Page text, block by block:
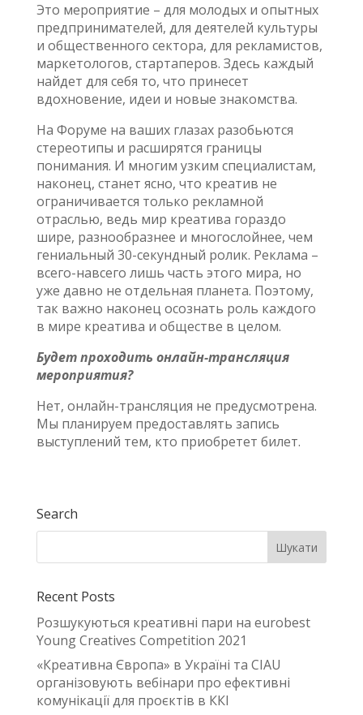
Это мероприятие – для молодых и опытных
предпринимателей, для деятелей культуры
и общественного сектора, для рекламистов,
маркетологов, стартаперов. Здесь каждый
найдет для себя то, что принесет
вдохновение, идеи и новые знакомства.
На Форуме на ваших глазах разобьются
стереотипы и расширятся границы
понимания. И многим узким специалистам,
наконец, станет ясно, что креатив не
ограничивается только рекламной
отраслью, ведь мир креатива гораздо
шире, разнообразнее и многослойнее, чем
гениальный 30-секундный ролик. Реклама –
всего-навсего лишь часть этого мира, но
уже давно не отдельная планета. Поэтому,
так важно наконец осознать роль каждого
в мире креатива и обществе в целом.
Будет проходить онлайн-трансляция
мероприятия?
Нет, онлайн-трансляция не предусмотрена.
Мы планируем предоставлять запись
выступлений тем, кто приобретет билет.
Search
Recent Posts
Розшукуються креативні пари на eurobest
Young Creatives Competition 2021
«Креативна Європа» в Україні та CIAU
організовують вебінари про ефективні
комунікації для проєктів в ККІ